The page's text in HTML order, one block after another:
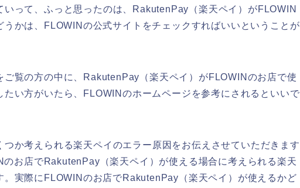
いって、ふっと思ったのは、RakutenPay（楽天ペイ）がFLOWIN
うかは、FLOWINの公式サイトをチェックすればいいということが
ご覧の方の中に、RakutenPay（楽天ペイ）がFLOWINのお店で使
たい方がいたら、FLOWINのホームページを参考にされるといいで
つか考えられる楽天ペイのエラー原因をお伝えさせていただきます
のお店でRakutenPay（楽天ペイ）が使える場合に考えられる楽天
。実際にFLOWINのお店でRakutenPay（楽天ペイ）が使えるかど